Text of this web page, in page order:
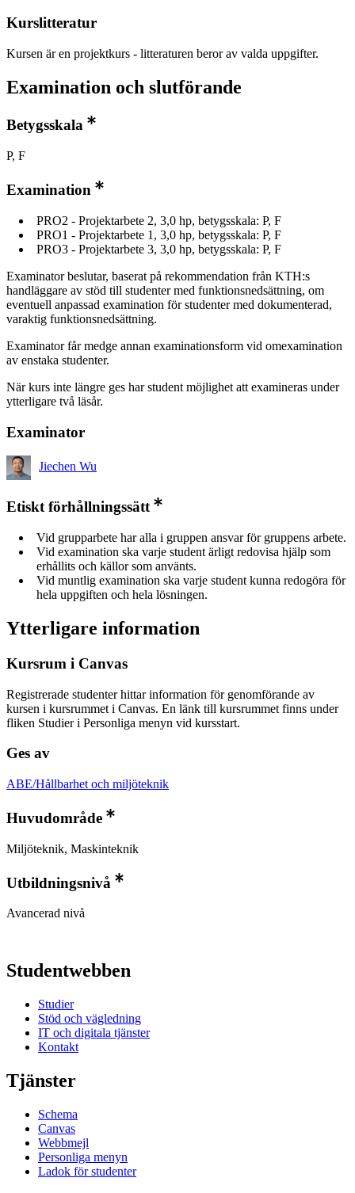
Kurslitteratur
Kursen är en projektkurs - litteraturen beror av valda uppgifter.
Examination och slutförande
Betygsskala
P, F
Examination
PRO2 - Projektarbete 2, 3,0 hp, betygsskala: P, F
PRO1 - Projektarbete 1, 3,0 hp, betygsskala: P, F
PRO3 - Projektarbete 3, 3,0 hp, betygsskala: P, F
Examinator beslutar, baserat på rekommendation från KTH:s
handläggare av stöd till studenter med funktionsnedsättning, om
eventuell anpassad examination för studenter med dokumenterad,
varaktig funktionsnedsättning.
Examinator får medge annan examinationsform vid omexamination
av enstaka studenter.
När kurs inte längre ges har student möjlighet att examineras under
ytterligare två läsår.
Examinator
Jiechen Wu
Etiskt förhållningssätt
Vid grupparbete har alla i gruppen ansvar för gruppens arbete.
Vid examination ska varje student ärligt redovisa hjälp som
erhållits och källor som använts.
Vid muntlig examination ska varje student kunna redogöra för
hela uppgiften och hela lösningen.
Ytterligare information
Kursrum i Canvas
Registrerade studenter hittar information för genomförande av
kursen i kursrummet i Canvas. En länk till kursrummet finns under
fliken Studier i Personliga menyn vid kursstart.
Ges av
ABE/Hållbarhet och miljöteknik
Huvudområde
Miljöteknik, Maskinteknik
Utbildningsnivå
Avancerad nivå
Studentwebben
Studier
Stöd och vägledning
IT och digitala tjänster
Kontakt
Tjänster
Schema
Canvas
Webbmejl
Personliga menyn
Ladok för studenter